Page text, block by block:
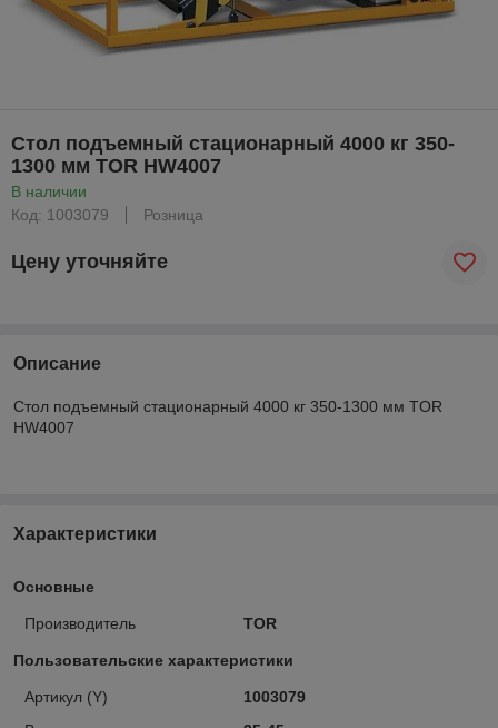
Стол подъемный стационарный 4000 кг 350-
1300 мм TOR HW4007
В наличии
Код: 1003079
Розница
Цену уточняйте
Описание
Стол подъемный стационарный 4000 кг 350-1300 мм TOR
HW4007
Характеристики
Основные
Производитель TOR
Пользовательские характеристики
Артикул (Y)
1003079